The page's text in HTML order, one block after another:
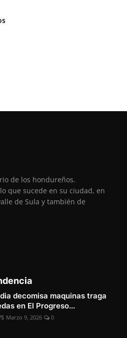
de los hondureños.
que sucede en su ciudad, en
de Sula y también de
decomisa maquinas traga
en El Progreso...
Marzo 9, 2026 0